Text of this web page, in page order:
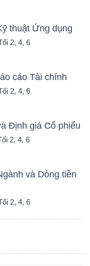
thuật Ứng dụng
2, 4, 6
cáo Tài chính
2, 4, 6
Định giá Cổ phiếu
2, 4, 6
và Dòng tiền
2, 4, 6